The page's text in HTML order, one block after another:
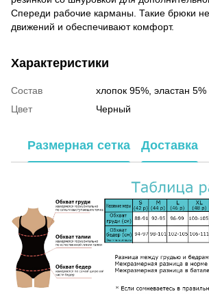
Спереди рабочие карманы. Такие брюки
движений и обеспечивают комфорт.
Характеристики
Состав
хлопок 95%, эластан 5%
Цвет
Черный
Размерная сетка Доставка